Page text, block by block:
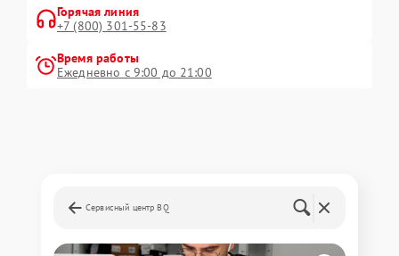
Горячая линия
+7 (800) 301-55-83
Время работы
Ежедневно с 9:00 до 21:00
Сервисный центр BQ